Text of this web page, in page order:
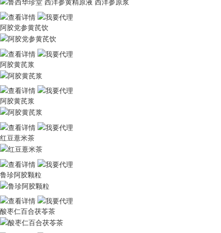
阿胶党参黄芪饮
阿胶黄芪浆
阿胶黄芪浆
红豆薏米茶
鲁珍阿胶颗粒
酸枣仁百合茯苓茶